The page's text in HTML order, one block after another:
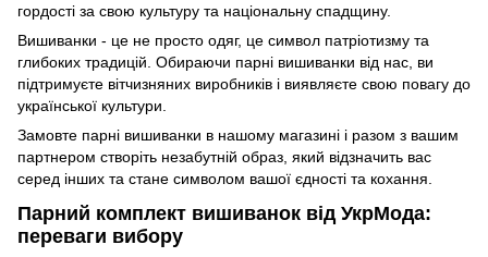
гордості за свою культуру та національну спадщину.
Вишиванки - це не просто одяг, це символ патріотизму та
глибоких традицій. Обираючи парні вишиванки від нас, ви
підтримуєте вітчизняних виробників і виявляєте свою повагу до
української культури.
Замовте парні вишиванки в нашому магазині і разом з вашим
партнером створіть незабутній образ, який відзначить вас
серед інших та стане символом вашої єдності та кохання.
Парний комплект вишиванок від УкрМода:
переваги вибору